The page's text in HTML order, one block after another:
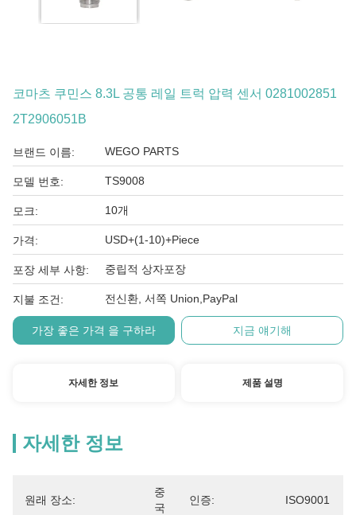
코마츠 쿠민스 8.3L 공통 레일 트럭 압력 센서 0281002851
2T2906051B
브랜드 이름: WEGO PARTS
모델 번호: TS9008
모크: 10개
가격: USD+(1-10)+Piece
포장 세부 사항: 중립적 상자포장
지불 조건: 전신환, 서쪽 Union,PayPal
가장 좋은 가격 을 구하라 지금 얘기해
자세한 정보 제품 설명
자세한 정보
원래 장소:
중
국
인증: ISO9001